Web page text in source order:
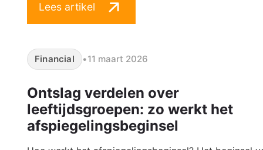
Lees artikel
Financial •11 maart 2026
Ontslag verdelen over
leeftijdsgroepen: zo werkt het
afspiegelingsbeginsel